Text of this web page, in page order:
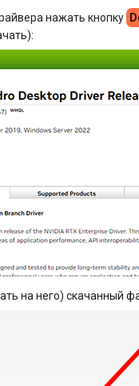
нажать кнопку
на него) скачанный